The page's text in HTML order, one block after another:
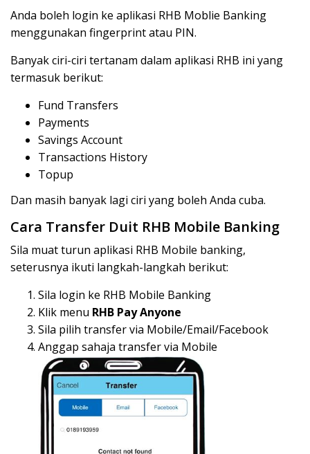
Anda boleh login ke aplikasi RHB Moblie Banking
menggunakan fingerprint atau PIN.
Banyak ciri-ciri tertanam dalam aplikasi RHB ini yang
termasuk berikut:
Fund Transfers
Payments
Savings Account
Transactions History
Topup
Dan masih banyak lagi ciri yang boleh Anda cuba.
Cara Transfer Duit RHB Mobile Banking
Sila muat turun aplikasi RHB Mobile banking,
seterusnya ikuti langkah-langkah berikut:
Sila login ke RHB Mobile Banking
Klik menu RHB Pay Anyone
Sila pilih transfer via Mobile/Email/Facebook
Anggap sahaja transfer via Mobile